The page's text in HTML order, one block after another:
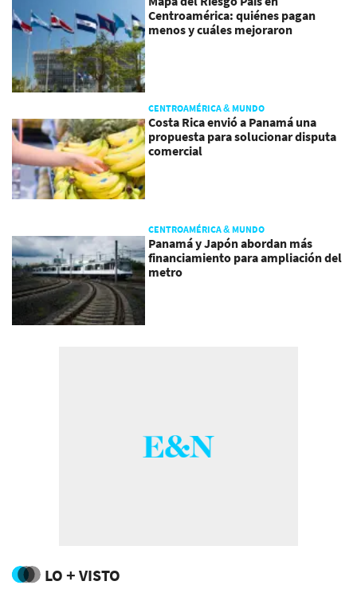
Centroamérica: quiénes pagan
menos y cuáles mejoraron
CENTROAMÉRICA & MUNDO
Costa Rica envió a Panamá una
propuesta para solucionar disputa
comercial
CENTROAMÉRICA & MUNDO
Panamá y Japón abordan más
financiamiento para ampliación del
metro
LO + VISTO